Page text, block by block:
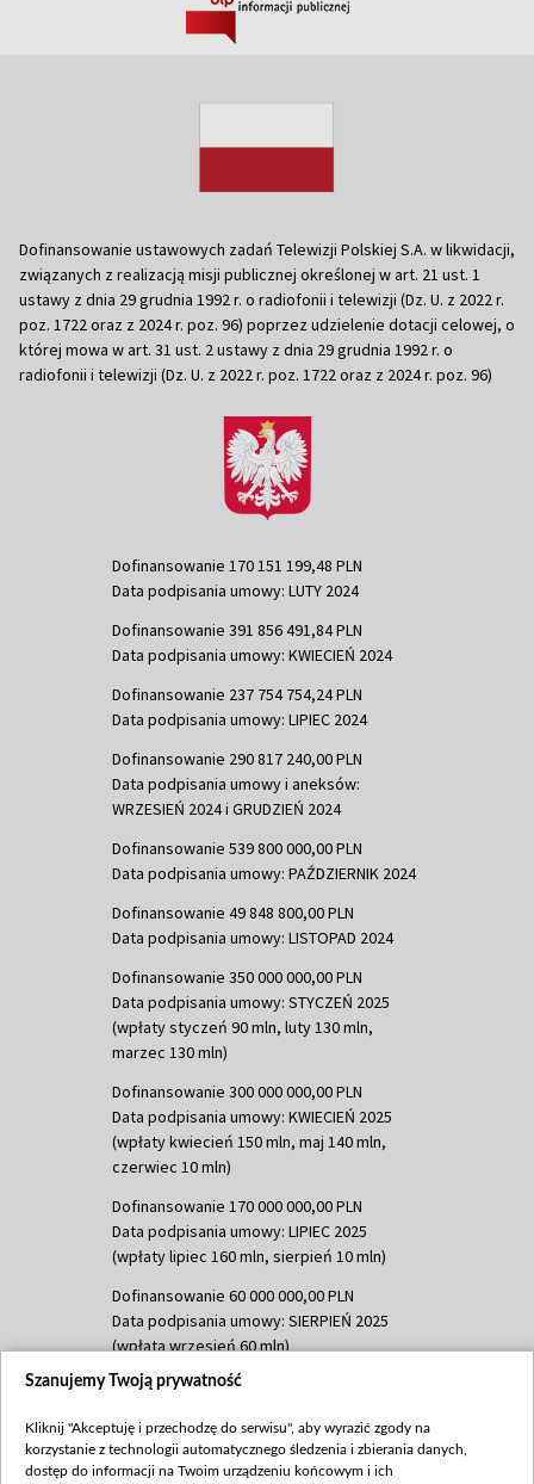
Dofinansowanie ustawowych zadań Telewizji Polskiej S.A. w likwidacji,
związanych z realizacją misji publicznej określonej w art. 21 ust. 1
ustawy z dnia 29 grudnia 1992 r. o radiofonii i telewizji (Dz. U. z 2022 r.
poz. 1722 oraz z 2024 r. poz. 96) poprzez udzielenie dotacji celowej, o
której mowa w art. 31 ust. 2 ustawy z dnia 29 grudnia 1992 r. o
radiofonii i telewizji (Dz. U. z 2022 r. poz. 1722 oraz z 2024 r. poz. 96)
Dofinansowanie 170 151 199,48 PLN
Data podpisania umowy: LUTY 2024
Dofinansowanie 391 856 491,84 PLN
Data podpisania umowy: KWIECIEŃ 2024
Dofinansowanie 237 754 754,24 PLN
Data podpisania umowy: LIPIEC 2024
Dofinansowanie 290 817 240,00 PLN
Data podpisania umowy i aneksów:
WRZESIEŃ 2024 i GRUDZIEŃ 2024
Dofinansowanie 539 800 000,00 PLN
Data podpisania umowy: PAŹDZIERNIK 2024
Dofinansowanie 49 848 800,00 PLN
Data podpisania umowy: LISTOPAD 2024
Dofinansowanie 350 000 000,00 PLN
Data podpisania umowy: STYCZEŃ 2025
(wpłaty styczeń 90 mln, luty 130 mln,
marzec 130 mln)
Dofinansowanie 300 000 000,00 PLN
Data podpisania umowy: KWIECIEŃ 2025
(wpłaty kwiecień 150 mln, maj 140 mln,
czerwiec 10 mln)
Dofinansowanie 170 000 000,00 PLN
Data podpisania umowy: LIPIEC 2025
(wpłaty lipiec 160 mln, sierpień 10 mln)
Dofinansowanie 60 000 000,00 PLN
Data podpisania umowy: SIERPIEŃ 2025
(wpłata wrzesień 60 mln)
Dofinansowanie 635 783 051,21 PLN
(wpłata wrzesień 100 mln, październik 350
mln, listopad 265 mln)
Szanujemy Twoją prywatność
Kliknij "Akceptuję i przechodzę do serwisu", aby wyrazić zgody na
korzystanie z technologii automatycznego śledzenia i zbierania danych,
dostęp do informacji na Twoim urządzeniu końcowym i ich